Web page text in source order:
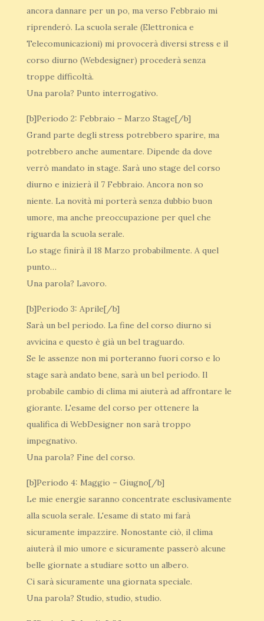
ancora dannare per un po, ma verso Febbraio mi
riprenderò. La scuola serale (Elettronica e
Telecomunicazioni) mi provocerà diversi stress e il
corso diurno (Webdesigner) procederà senza
troppe difficoltà.
Una parola? Punto interrogativo.
[b]Periodo 2: Febbraio – Marzo Stage[/b]
Grand parte degli stress potrebbero sparire, ma
potrebbero anche aumentare. Dipende da dove
verrò mandato in stage. Sarà uno stage del corso
diurno e inizierà il 7 Febbraio. Ancora non so
niente. La novità mi porterà senza dubbio buon
umore, ma anche preoccupazione per quel che
riguarda la scuola serale.
Lo stage finirà il 18 Marzo probabilmente. A quel
punto…
Una parola? Lavoro.
[b]Periodo 3: Aprile[/b]
Sarà un bel periodo. La fine del corso diurno si
avvicina e questo è già un bel traguardo.
Se le assenze non mi porteranno fuori corso e lo
stage sarà andato bene, sarà un bel periodo. Il
probabile cambio di clima mi aiuterà ad affrontare le
giorante. L'esame del corso per ottenere la
qualifica di WebDesigner non sarà troppo
impegnativo.
Una parola? Fine del corso.
[b]Periodo 4: Maggio – Giugno[/b]
Le mie energie saranno concentrate esclusivamente
alla scuola serale. L'esame di stato mi farà
sicuramente impazzire. Nonostante ciò, il clima
aiuterà il mio umore e sicuramente passerò alcune
belle giornate a studiare sotto un albero.
Ci sarà sicuramente una giornata speciale.
Una parola? Studio, studio, studio.